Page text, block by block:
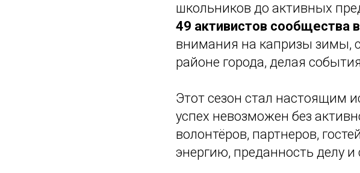
школьников до активных
49 активистов сообщества
внимания на капризы зимы,
районе города, делая
Этот сезон стал настоящим
успех невозможен без
волонтёров, партнеров,
энергию, преданность делу